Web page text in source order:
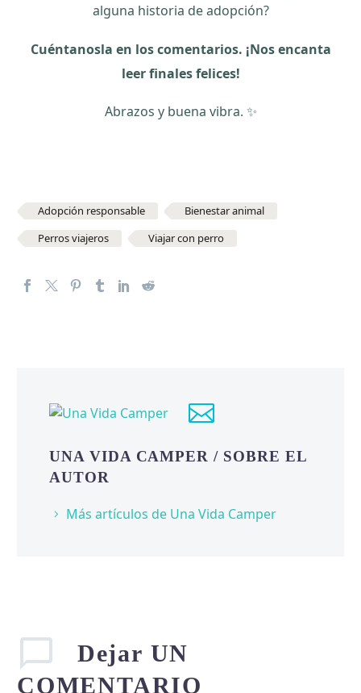
alguna historia de adopción?
Cuéntanosla en los comentarios. ¡Nos encanta
leer finales felices!
Abrazos y buena vibra. ✨
Adopción responsable
Bienestar animal
Perros viajeros
Viajar con perro
UNA VIDA CAMPER/ SOBRE EL
AUTOR
Más artículos de Una Vida Camper
Dejar UN
COMENTARIO